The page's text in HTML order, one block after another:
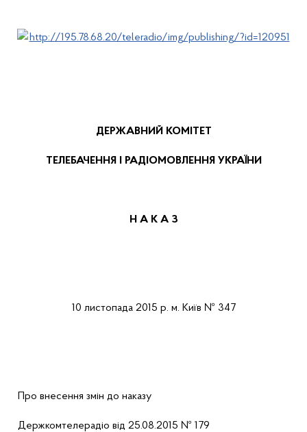
ДЕРЖАВНИЙ КОМІТЕТ
ТЕЛЕБАЧЕННЯ І РАДІОМОВЛЕННЯ УКРАЇНИ
Н А К А З
10 листопада 201 5 р. м. Київ № 347
Про внесення змін до наказу
Держкомтелерадіо від 25.08.2015 № 179